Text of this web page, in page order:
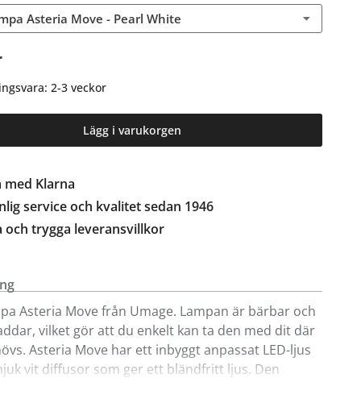
Asteria Move - Pearl White
2-3 veckor
Lägg i varukorgen
med Klarna
service och kvalitet sedan 1946
och trygga leveransvillkor
Asteria Move från Umage. Lampan är bärbar och
vilket gör att du enkelt kan ta den med dit där
Asteria Move har ett inbyggt anpassat LED-ljus
vit diffusor som ger ett bländfritt ljus. Den